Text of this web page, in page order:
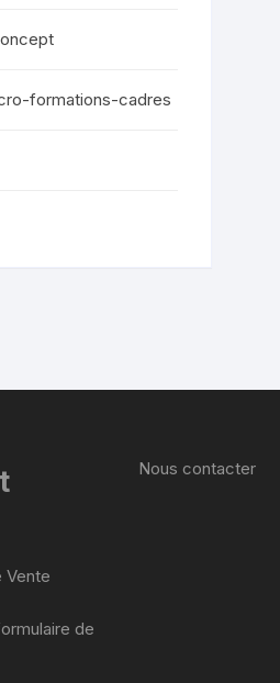
formations-cadres
Vente
de
Nous contacter